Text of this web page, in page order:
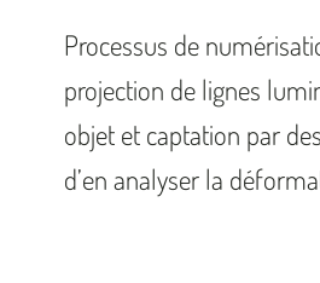
Processus de
projection de lignes
objet et captation par
d’en analyser la